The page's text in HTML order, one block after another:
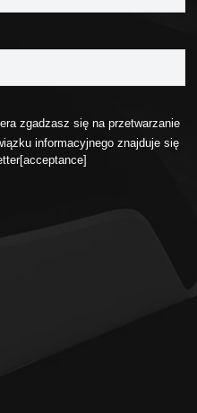
zgadzasz się na przetwarzanie
informacyjnego znajduje się
[acceptance]